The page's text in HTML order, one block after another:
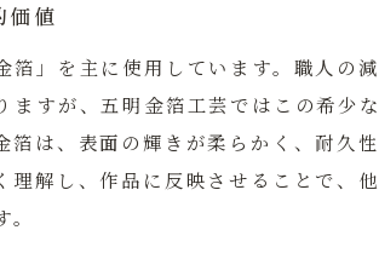
価値
」を主に使用しています。職人の減
すが、五明金箔工芸ではこの希少な
は、表面の輝きが柔らかく、耐久性
解し、作品に反映させることで、他